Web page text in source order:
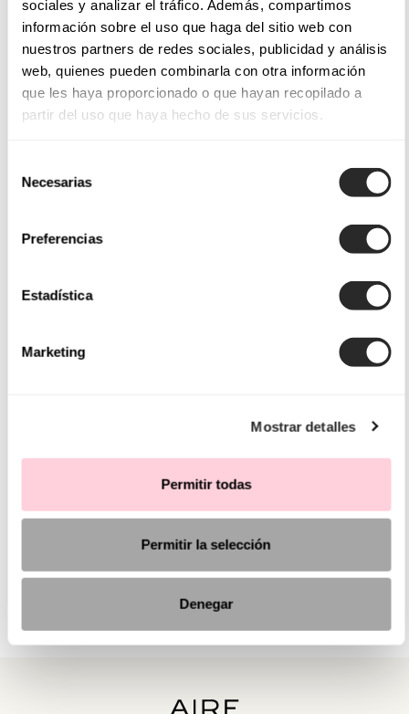
sociales y analizar el tráfico. Además, compartimos
información sobre el uso que haga del sitio web con
nuestros partners de redes sociales, publicidad y análisis
web, quienes pueden combinarla con otra información
que les haya proporcionado o que hayan recopilado a
partir del uso que haya hecho de sus servicios.
Necesarias
Preferencias
Estadística
Marketing
Mostrar detalles
Permitir todas
Permitir la selección
Denegar